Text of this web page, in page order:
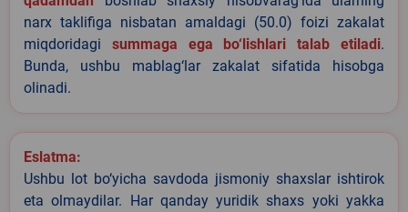
narx taklifiga nisbatan amaldagi (50.0) foizi zakalat
miqdoridagi summaga ega bo‘lishlari talab etiladi.
Bunda, ushbu mablag‘lar zakalat sifatida hisobga
olinadi.
Eslatma:
Ushbu lot bo‘yicha savdoda jismoniy shaxslar ishtirok
eta olmaydilar. Har qanday yuridik shaxs yoki yakka